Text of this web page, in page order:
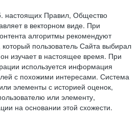
настоящих Правил, Общество
в векторном виде. При
алгоритмы рекомендуют
который пользователь Сайта выбирал
изучает в настоящее время. При
используется информация
с похожими интересами. Система
элементы с историей оценок,
или элементу,
на основании этой схожести.